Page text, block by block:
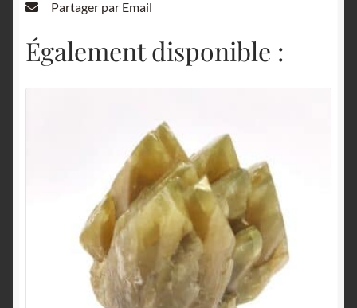
Partager par Email
Également disponible :